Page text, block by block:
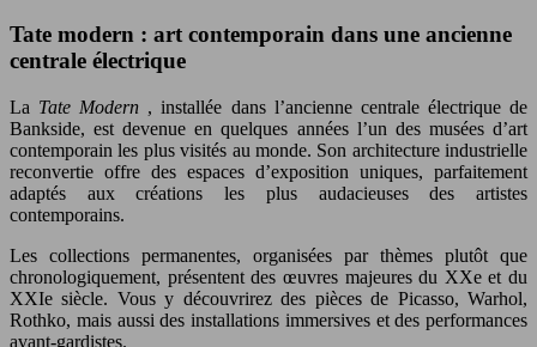
Tate modern : art contemporain dans une ancienne
centrale électrique
La Tate Modern , installée dans l’ancienne centrale électrique de
Bankside, est devenue en quelques années l’un des musées d’art
contemporain les plus visités au monde. Son architecture industrielle
reconvertie offre des espaces d’exposition uniques, parfaitement
adaptés aux créations les plus audacieuses des artistes
contemporains.
Les collections permanentes, organisées par thèmes plutôt que
chronologiquement, présentent des œuvres majeures du XXe et du
XXIe siècle. Vous y découvrirez des pièces de Picasso, Warhol,
Rothko, mais aussi des installations immersives et des performances
avant-gardistes.